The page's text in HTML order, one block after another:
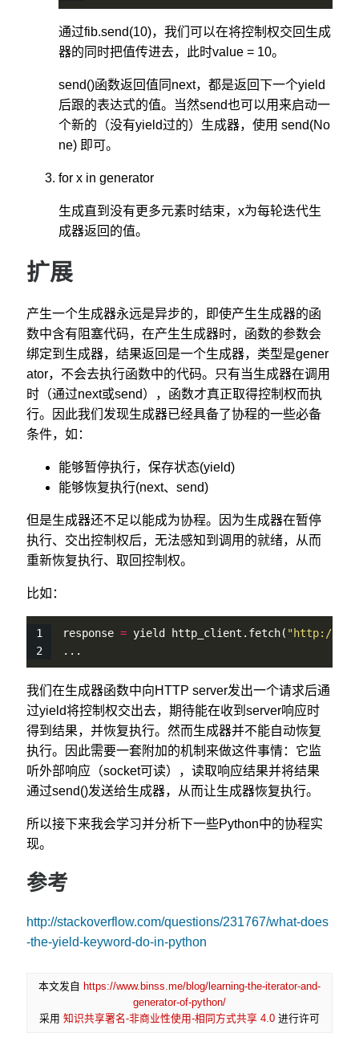
通过fib.send(10)，我们可以在将控制权交回生成
器的同时把值传进去，此时value = 10。
send()函数返回值同next，都是返回下一个yield
后跟的表达式的值。当然send也可以用来启动一
个新的（没有yield过的）生成器，使用 send(No
ne) 即可。
for x in generator
生成直到没有更多元素时结束，x为每轮迭代生
成器返回的值。
扩展
产生一个生成器永远是异步的，即使产生生成器的函
数中含有阻塞代码，在产生生成器时，函数的参数会
绑定到生成器，结果返回是一个生成器，类型是gener
ator，不会去执行函数中的代码。只有当生成器在调用
时（通过next或send），函数才真正取得控制权而执
行。因此我们发现生成器已经具备了协程的一些必备
条件，如：
能够暂停执行，保存状态(yield)
能够恢复执行(next、send)
但是生成器还不足以能成为协程。因为生成器在暂停
执行、交出控制权后，无法感知到调用的就绪，从而
重新恢复执行、取回控制权。
比如：
response = yield http_client. fetch( "http://
...
我们在生成器函数中向HTTP server发出一个请求后通
过yield将控制权交出去，期待能在收到server响应时
得到结果，并恢复执行。然而生成器并不能自动恢复
执行。因此需要一套附加的机制来做这件事情：它监
听外部响应（socket可读），读取响应结果并将结果
通过send()发送给生成器，从而让生成器恢复执行。
所以接下来我会学习并分析下一些Python中的协程实
现。
参考
http://stackoverflow.com/questions/231767/what-does
-the-yield-keyword-do-in-python
本文发自 https://www.binss.me/blog/learning-the-iterator-and-
generator-of-python/
采用 知识共享署名-非商业性使用-相同方式共享 4.0进行许可